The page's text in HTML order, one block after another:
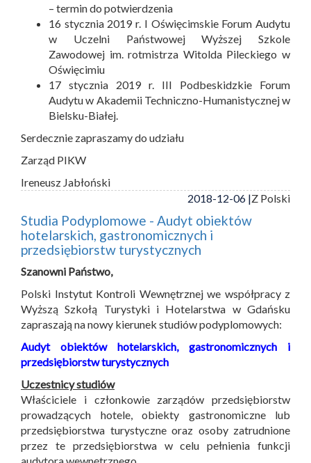
– termin do potwierdzenia
16 stycznia 2019 r. I Oświęcimskie Forum Audytu
w Uczelni Państwowej Wyższej Szkole
Zawodowej im. rotmistrza Witolda Pileckiego w
Oświęcimiu
17 stycznia 2019 r. III Podbeskidzkie Forum
Audytu w Akademii Techniczno-Humanistycznej w
Bielsku-Białej.
Serdecznie zapraszamy do udziału
Zarząd PIKW
Ireneusz Jabłoński
2018-12-06 |Z Polski
Studia Podyplomowe - Audyt obiektów
hotelarskich, gastronomicznych i
przedsiębiorstw turystycznych
Szanowni Państwo,
Polski Instytut Kontroli Wewnętrznej we współpracy z
Wyższą Szkołą Turystyki i Hotelarstwa w Gdańsku
zapraszają na nowy kierunek studiów podyplomowych:
Audyt obiektów hotelarskich, gastronomicznych i
przedsiębiorstw turystycznych
Uczestnicy studiów
Właściciele i członkowie zarządów przedsiębiorstw
prowadzących hotele, obiekty gastronomiczne lub
przedsiębiorstwa turystyczne oraz osoby zatrudnione
przez te przedsiębiorstwa w celu pełnienia funkcji
audytora wewnętrznego.